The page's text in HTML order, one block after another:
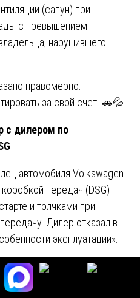
(сапун) при
с превышением
нарушившего
правомерно.
за свой счет. 🚗💦
с дилером по
автомобиля Volkswagen
передач (DSG)
и толчками при
Дилер отказал в
эксплуатации».